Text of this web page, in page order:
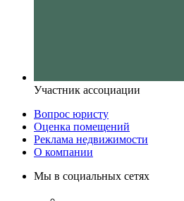
Участник ассоциации
Вопрос юристу
Оценка помещений
Реклама недвижимости
О компании
Мы в социальных сетях